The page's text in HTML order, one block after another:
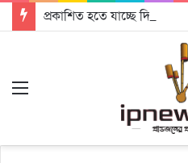
প্রকাশিত হতে যাচ্ছে দি